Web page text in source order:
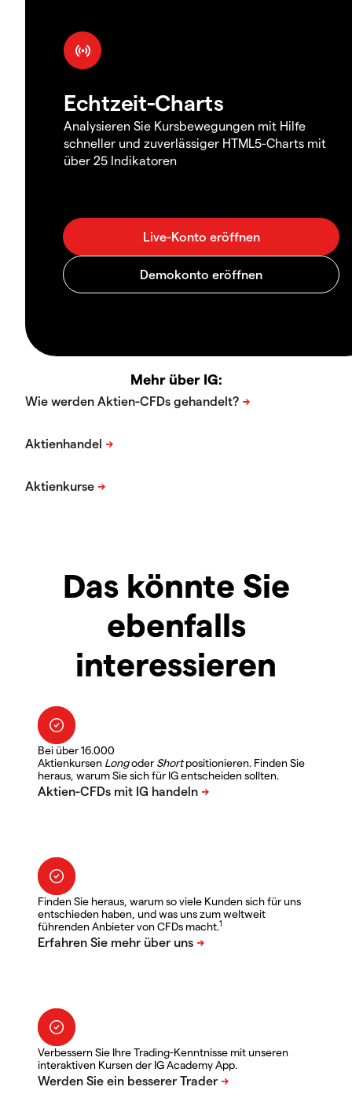
Echtzeit-Charts
Analysieren Sie Kursbewegungen mit Hilfe
schneller und zuverlässiger HTML5-Charts mit
über 25 Indikatoren
Mehr über IG:
Das könnte Sie
ebenfalls
interessieren
Bei über 16.000
Aktienkursen LongoderShortpositionieren. Finden Sie
heraus, warum Sie sich für IG entscheiden sollten.
Finden Sie heraus, warum so viele Kunden sich für uns
entschieden haben, und was uns zum weltweit
führenden Anbieter von CFDs macht.1
Verbessern Sie Ihre Trading-Kenntnisse mit unseren
interaktiven Kursen der IG Academy App.